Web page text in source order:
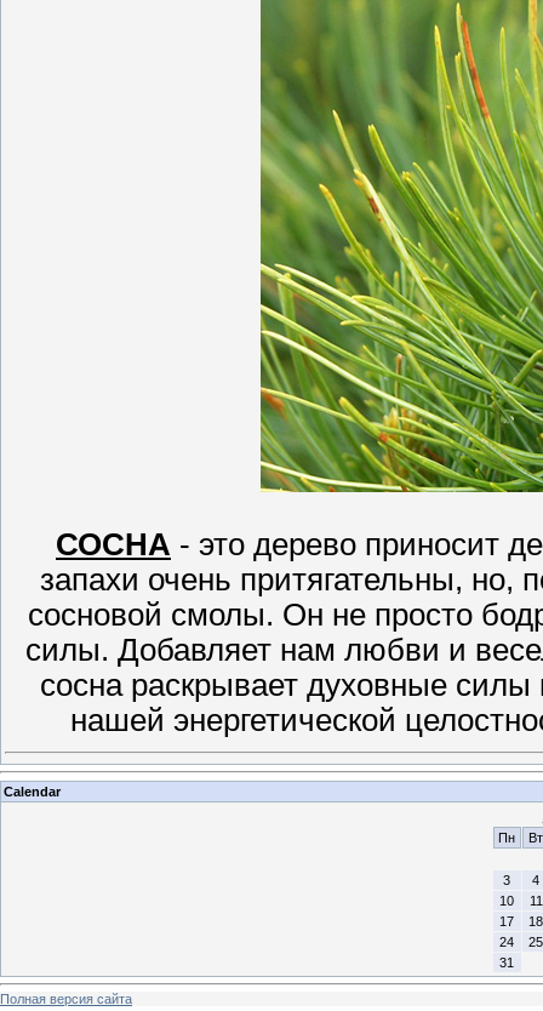
СОСНА - это дерево приносит
запахи очень притягательны, но,
сосновой смолы. Он не просто
силы. Добавляет нам любви и
сосна раскрывает духовные силы
нашей энергетической
Calendar
Пн
Вт
3
4
10
11
17
18
24
25
31
Полная версия сайта